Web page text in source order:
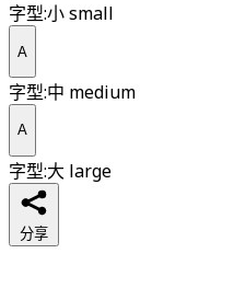
字型:小 small
A
字型:中 medium
A
字型:大 large
分享